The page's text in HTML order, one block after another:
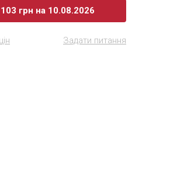
103 грн на 10.08.2026
Задати питання